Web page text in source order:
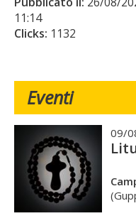
11:14
Clicks: 1132
Eventi
09/